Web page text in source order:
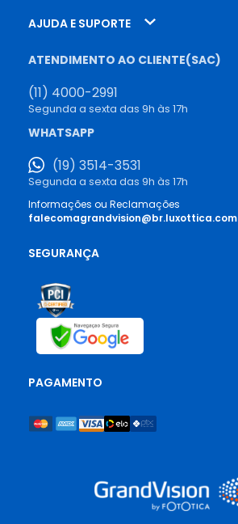
AJUDA E SUPORTE
ATENDIMENTO AO CLIENTE(SAC)
(11) 4000-2991
Segunda a sexta das 9h às 17h
WHATSAPP
(19) 3514-3531
Segunda a sexta das 9h às 17h
Informações ou Reclamações
falecomagrandvision@br.luxottica.com
SEGURANÇA
PAGAMENTO